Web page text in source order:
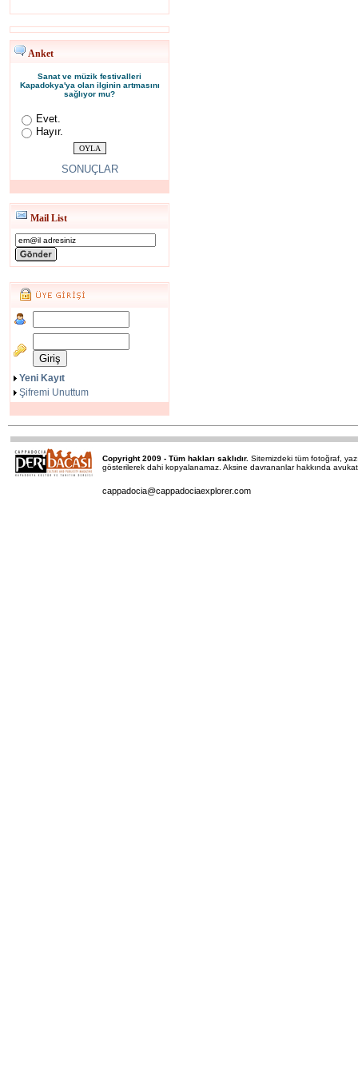
Anket
Sanat ve müzik festivalleri
Kapadokya'ya olan ilginin artmasını
sağlıyor mu?
Evet.
Hayır.
SONUÇLAR
Mail List
Yeni Kayıt
Şifremi Unuttum
Copyright 2009 - Tüm hakları saklıdır. Sitemizdeki tüm fotoğraf,
gösterilerek dahi kopyalanamaz. Aksine davrananlar hakkında
cappadocia@cappadociaexplorer.com